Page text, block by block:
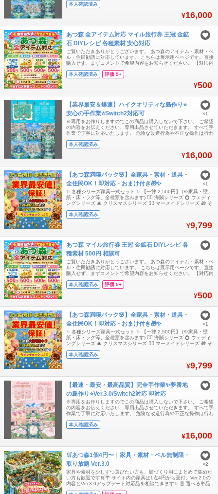
スクのある作業は一切いたしません。 日本のお客様にも安心してご
本人確認済み
¥16,000
あつ森 全アイテム対応 マイル旅行券 王冠 金鉱
石 DIYレシピ 各種素材 安心対応
ご覧いただきありがとうございます。 あつ森のアイテム・素材・ベ
ル・住民勧誘に対応しています。 こちらは展示用ページです。直接
購入せず、まずコメントで希望内容をお知らせください。 【対応内
ピ ・家具 / 服 / 植物など各種アイテム ・住民勧誘 【基本メニュ
本人確認済み 評価 5+
¥500
【業界最安＆爆速】ハイクオリティな島作り⭐
安心の手作業⭐Switch2対応可
※専用をお作りしますのでこの商品は購入しないで下さい。 ご希望
の内容をお伝えください、専用出品させていただきます。 すべて手
作業で丁寧に対応いたします。 危険な改造行為や不正な操作は行わ
スクのある作業は一切いたしません。 日本のお客様にも安心してご
本人確認済み
¥16,000
×1
【あつ森満喫パック🌸】全家具・素材・道具・
全住民OK！即対応・おまけ付き🎁✨
✨ 各種シリーズ家具一式セット ✨ 【一律 2,500円】 (※家具・壁
紙・床・ラグ等、全種類を含みます) 🏴‍☠️ 海賊シリーズ 💍 ウェディ
ングシリーズ 🎄 クリスマスシリーズ 🧜‍♀️ マーメイドシリーズ 🎁 そ
2,000円 現物一式（全6種 × 30セット：合計180個） DIYレシピ一
本人確認済み
¥9,799
×1
あつ森 マイル旅行券 王冠 金鉱石 DIYレシピ 各
種素材 500円 相談可
ご覧いただきありがとうございます。 あつ森のアイテム・素材・ベ
ル・住民勧誘に対応しています。 こちらは展示用ページです。直接
購入せず、まずコメントで希望内容をお知らせください。 【対応内
ピ ・家具 / 服 / 植物など各種アイテム ・住民勧誘 【基本メニュ
本人確認済み 評価 5+
¥500
【あつ森満喫パック🌸】全家具・素材・道具・
全住民OK！即対応・おまけ付き🎁✨
✨ 各種シリーズ家具一式セット ✨ 【一律 2,500円】 (※家具・壁
紙・床・ラグ等、全種類を含みます) 🏴‍☠️ 海賊シリーズ 💍 ウェディ
ングシリーズ 🎄 クリスマスシリーズ 🧜‍♀️ マーメイドシリーズ 🎁 そ
2,000円 現物一式（全6種 × 30セット：合計180個） DIYレシピ一
本人確認済み
¥9,799
×1
【最速・最安・最高品質】完全手作業✨夢番地
の島作り⭐Ver.3.0/Switch2対応 即対応
※専用をお作りしますのでこの商品は購入しないで下さい。 ご希望
の内容をお伝えください、専用出品させていただきます。 すべて手
作業で丁寧に対応いたします。 危険な改造行為や不正な操作は行わ
スクのある作業は一切いたしません。 日本のお客様にも安心してご
本人確認済み
¥16,000
🛒あつ森1個4円〜｜家具・素材・ベル無制限・
取り放題 Ver.3.0
家具や素材を少しずつ選びたい方も、島づくり用にまとめて集めた
い方も歓迎です🛒🌴 サイト内の家具は1点4円から受付。Ver.2.0の
内容とVer.3.0アップデート対応品を相談できます✨ 🧾 選べる単品
×2